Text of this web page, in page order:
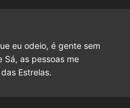
eu odeio, é gente sem
Sá, as pessoas me
Estrelas.